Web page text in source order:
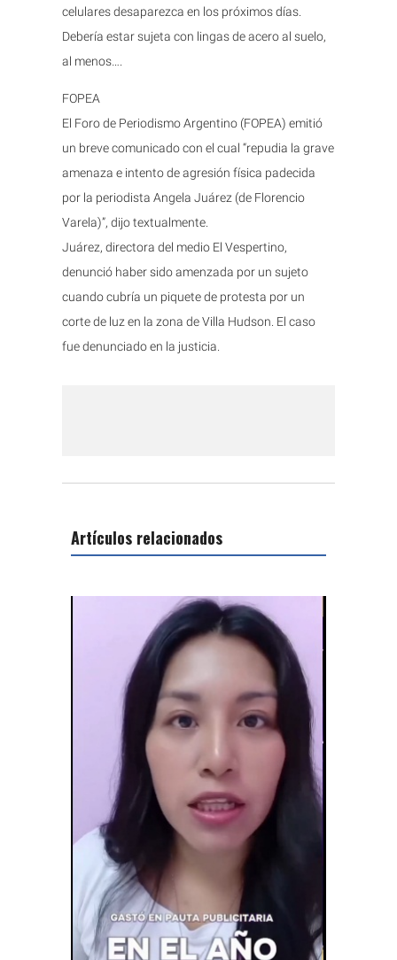
celulares desaparezca en los próximos días.
Debería estar sujeta con lingas de acero al suelo,
al menos….
FOPEA
El Foro de Periodismo Argentino (FOPEA) emitió
un breve comunicado con el cual “repudia la grave
amenaza e intento de agresión física padecida
por la periodista Angela Juárez (de Florencio
Varela)”, dijo textualmente.
Juárez, directora del medio El Vespertino,
denunció haber sido amenzada por un sujeto
cuando cubría un piquete de protesta por un
corte de luz en la zona de Villa Hudson. El caso
fue denunciado en la justicia.
Artículos relacionados